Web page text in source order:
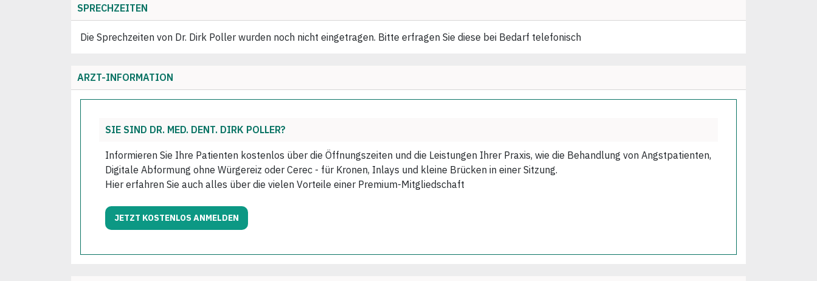
SPRECHZEITEN
Die Sprechzeiten von Dr. Dirk Poller wurden noch nicht eingetragen. Bitte erfragen Sie diese bei Bedarf telefonisch
ARZT-INFORMATION
SIE SIND DR. MED. DENT. DIRK POLLER?
Informieren Sie Ihre Patienten kostenlos über die Öffnungszeiten und die Leistungen Ihrer Praxis, wie die Behandlung von Angstpatienten,
Digitale Abformung ohne Würgereiz oder Cerec - für Kronen, Inlays und kleine Brücken in einer Sitzung.
Hier erfahren Sie auch alles über die vielen Vorteile einer Premium-Mitgliedschaft
JETZT KOSTENLOS ANMELDEN